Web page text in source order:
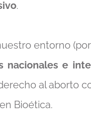
.
entorno
nacionales e
al aborto
Bioética.